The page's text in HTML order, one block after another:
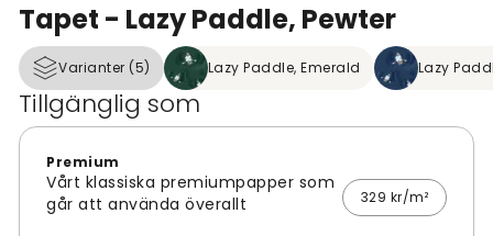
Tapet - Lazy Paddle, Pewter
Varianter (5) Lazy Paddle, Emerald Lazy
Tillgänglig som
Premium
Vårt klassiska premiumpapper som
går att använda överallt
329 kr/m²